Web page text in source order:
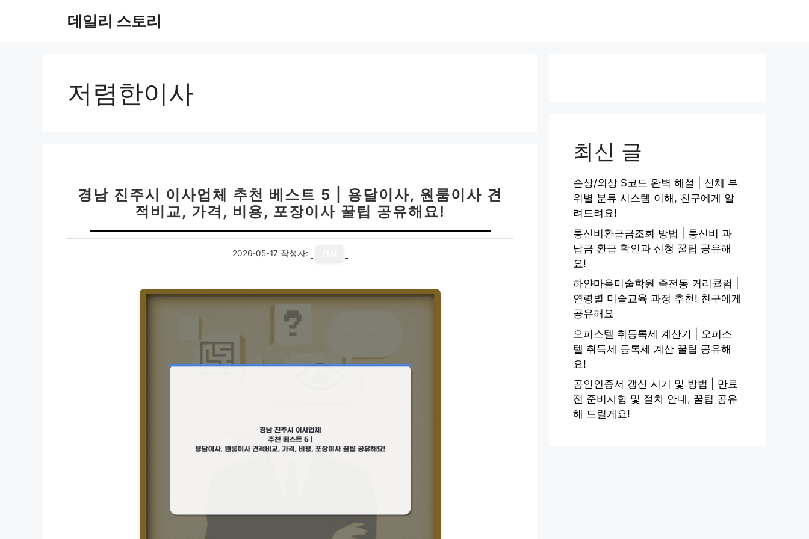
데일리 스토리
저렴한이사
경남 진주시 이사업체 추천 베스트 5 | 용달이사, 원룸이사 견
적비교, 가격, 비용, 포장이사 꿀팁 공유해요!
2026-05-17 작성자:
최신 글
손상/외상 S코드 완벽 해설 | 신체 부
위별 분류 시스템 이해, 친구에게 알
려드려요!
통신비환급금조회 방법 | 통신비 과
납금 환급 확인과 신청 꿀팁 공유해
요!
하얀마음미술학원 죽전동 커리큘럼 |
연령별 미술교육 과정 추천! 친구에게
공유해요
오피스텔 취등록세 계산기 | 오피스
텔 취득세 등록세 계산 꿀팁 공유해
요!
공인인증서 갱신 시기 및 방법 | 만료
전 준비사항 및 절차 안내, 꿀팁 공유
해 드릴게요!